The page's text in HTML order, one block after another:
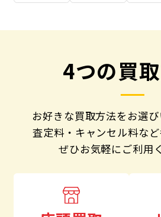
4つの買
お好きな買取方法をお選び
査定料・キャンセル料など
ぜひお気軽にご利用